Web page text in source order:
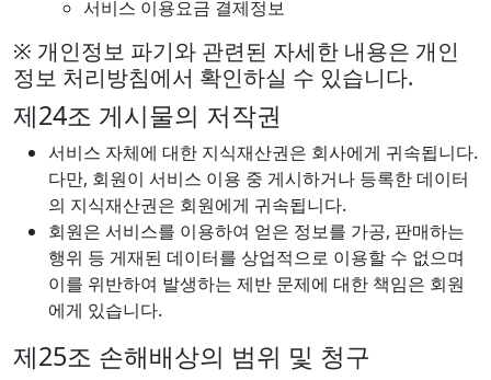
서비스 이용요금 결제정보
※ 개인정보 파기와 관련된 자세한 내용은 개인
정보 처리방침에서 확인하실 수 있습니다.
제24조 게시물의 저작권
서비스 자체에 대한 지식재산권은 회사에게 귀속됩니다.
다만, 회원이 서비스 이용 중 게시하거나 등록한 데이터
의 지식재산권은 회원에게 귀속됩니다.
회원은 서비스를 이용하여 얻은 정보를 가공, 판매하는
행위 등 게재된 데이터를 상업적으로 이용할 수 없으며
이를 위반하여 발생하는 제반 문제에 대한 책임은 회원
에게 있습니다.
제25조 손해배상의 범위 및 청구